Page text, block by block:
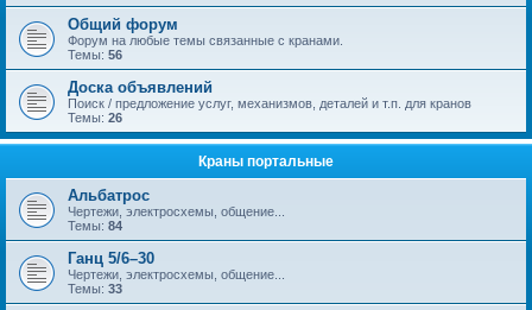
Общий форум
Форум на любые темы связанные с кранами.
Темы: 56
Доска объявлений
Поиск / предложение услуг, механизмов, деталей и т.п. для кранов
Темы: 26
Краны портальные
Альбатрос
Чертежи, электросхемы, общение...
Темы: 84
Ганц 5/6–30
Чертежи, электросхемы, общение...
Темы: 33